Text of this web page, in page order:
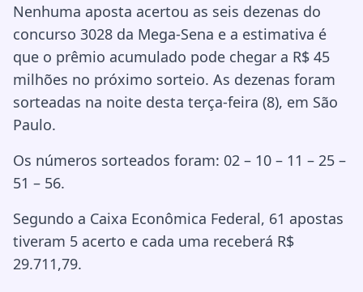
Nenhuma aposta acertou as seis dezenas do
concurso 3028 da Mega-Sena e a estimativa é
que o prêmio acumulado pode chegar a R$ 45
milhões no próximo sorteio. As dezenas foram
sorteadas na noite desta terça-feira (8), em São
Paulo.
Os números sorteados foram: 02 – 10 – 11 – 25 –
51 – 56.
Segundo a Caixa Econômica Federal, 61 apostas
tiveram 5 acerto e cada uma receberá R$
29.711,79.